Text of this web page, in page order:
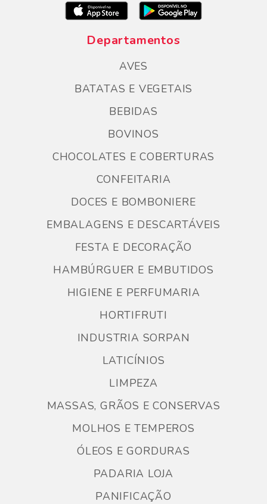
Departamentos
AVES
BATATAS E VEGETAIS
BEBIDAS
BOVINOS
CHOCOLATES E COBERTURAS
CONFEITARIA
DOCES E BOMBONIERE
EMBALAGENS E DESCARTÁVEIS
FESTA E DECORAÇÃO
HAMBÚRGUER E EMBUTIDOS
HIGIENE E PERFUMARIA
HORTIFRUTI
INDUSTRIA SORPAN
LATICÍNIOS
LIMPEZA
MASSAS, GRÃOS E CONSERVAS
MOLHOS E TEMPEROS
ÓLEOS E GORDURAS
PADARIA LOJA
PANIFICAÇÃO